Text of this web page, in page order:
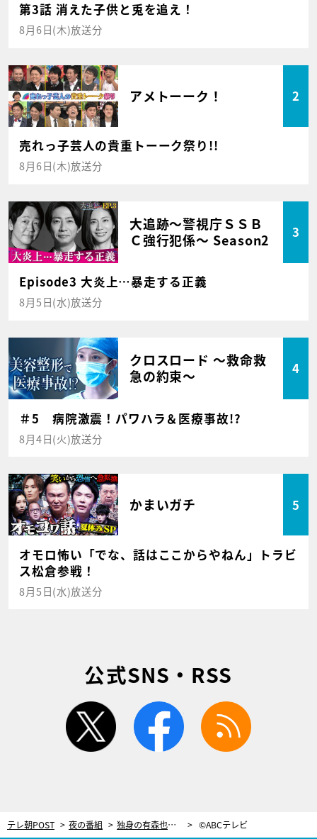
第3話 消えた子供と兎を追え！
8月6日(木)放送分
アメトーーク！ 2
売れっ子芸人の貴重トーーク祭り!!
8月6日(木)放送分
大追跡～警視庁ＳＳＢ
Ｃ強行犯係～ Season2
3
Episode3 大炎上…暴走する正義
8月5日(水)放送分
クロスロード ～救命救
急の約束～
4
＃5 病院激震！パワハラ＆医療事故!?
8月4日(火)放送分
かまいガチ 5
オモロ怖い「でな、話はここからやねん」トラビ
ス松倉参戦！
8月5日(水)放送分
公式SNS・RSS
twitter facebook
テレ朝POST 夜の番組 独身の有森也実、ペトラ遺跡へ！ド直球質問「なぜ結婚しない？」に答える ©ABCテレビ